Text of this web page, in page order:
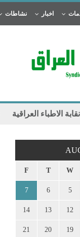
اخبار نشاطات
نقابة الاطباء العراقية
W
T
F
5
6
7
12
13
14
19
20
21